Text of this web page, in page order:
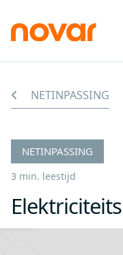
NETINPASSING
NETINPASSING
3 min. leestijd